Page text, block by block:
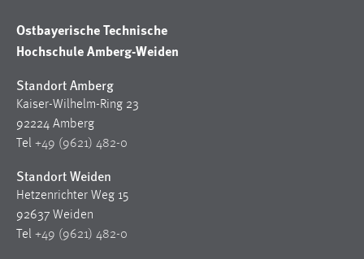
Ostbayerische Technische
Hochschule Amberg-Weiden
Standort Amberg
Kaiser-Wilhelm-Ring 23
92224 Amberg
Tel +49 (9621) 482-0
Standort Weiden
Hetzenrichter Weg 15
92637 Weiden
Tel +49 (9621) 482-0
Zweck:
Für performante Seitenauslieferung wird in diesem Cookie
Sprachpräferenz
Name:
Zweck:
Das Cookie speichert die gewählte Sprache der Website.